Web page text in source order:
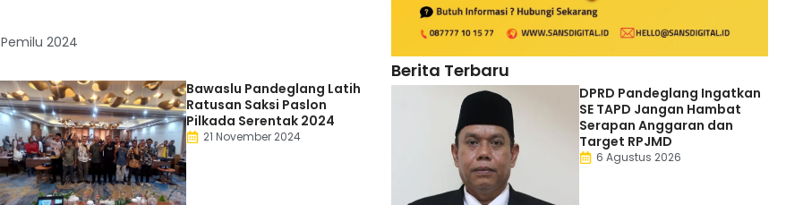
Pemilu 2024
Bawaslu Pandeglang Latih
Ratusan Saksi Paslon
Pilkada Serentak 2024
21 November 2024
Berita Terbaru
DPRD Pandeglang Ingatkan
SE TAPD Jangan Hambat
Serapan Anggaran dan
Target RPJMD
6 Agustus 2026